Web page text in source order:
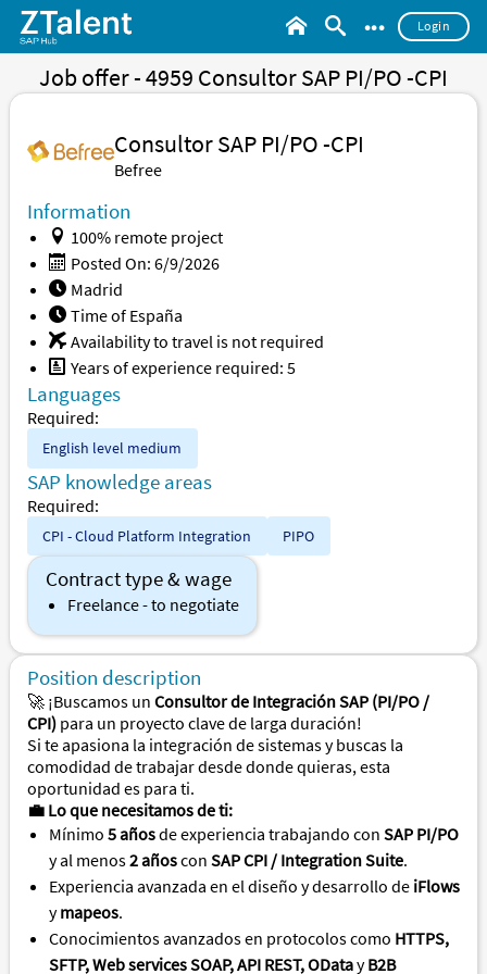
••• Login
Job offer - 4959 Consultor SAP PI/PO -CPI
Consultor SAP PI/PO -CPI
Befree
Information
100% remote project
Posted On: 6/9/2026
Madrid
Time of España
Availability to travel is not required
Years of experience required: 5
Languages
Required:
English level medium
SAP knowledge areas
Required:
CPI - Cloud Platform Integration PIPO
Contract type & wage
Freelance - to negotiate
Position description
🚀 ¡Buscamos un Consultor de Integración SAP (PI/PO /
CPI) para un proyecto clave de larga duración!
Si te apasiona la integración de sistemas y buscas la
comodidad de trabajar desde donde quieras, esta
oportunidad es para ti.
💼 Lo que necesitamos de ti:
Mínimo 5 añosde experiencia trabajando con SAP PI/PO
y al menos2 añoscon SAP CPI / Integration Suite.
Experiencia avanzada en el diseño y desarrollo de iFlows
ymapeos.
Conocimientos avanzados en protocolos como HTTPS,
SFTP, Web services SOAP, API REST, ODatayB2B